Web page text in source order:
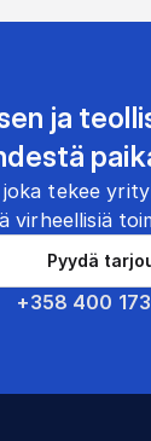
ja
tekee
virheellisiä
+358 400
Pyydä